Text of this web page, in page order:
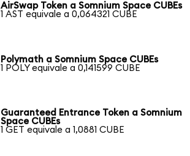
AirSwap Token a Somnium Space CUBEs
1 AST equivale a 0,064321 CUBE
Polymath a Somnium Space CUBEs
1 POLY equivale a 0,141599 CUBE
Guaranteed Entrance Token a Somnium
Space CUBEs
1 GET equivale a 1,0881 CUBE